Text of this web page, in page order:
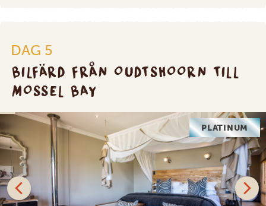
DAG 5
BILFÄRD FRÅN OUDTSHOORN TILL
MOSSEL BAY
PLATINUM